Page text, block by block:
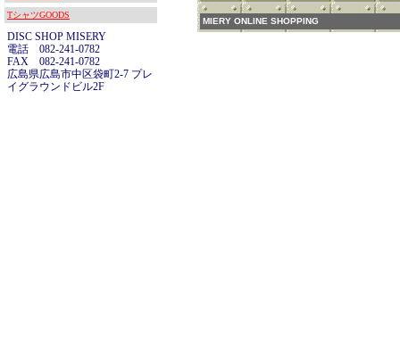
TシャツGOODS
DISC SHOP MISERY
電話 082-241-0782
FAX 082-241-0782
広島県広島市中区袋町2-7 プレ
イグラウンドビル2F
MIERY ONLINE SHOPPING